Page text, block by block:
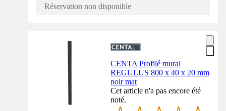
Réservation non disponible
CENTA Profilé mural
REGULUS 800 x 40 x 20 mm
noir mat
Cet article n'a pas encore été
noté.